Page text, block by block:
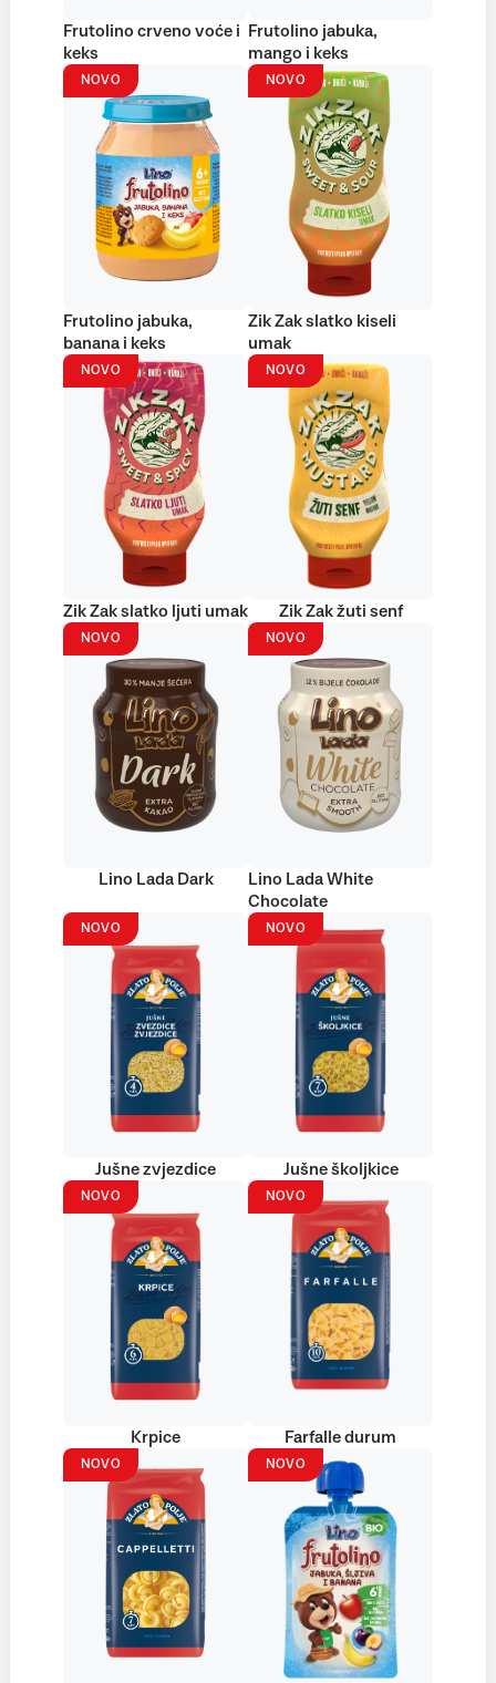
Frutolino crveno voće i
keks
Frutolino jabuka,
mango i keks
NOVO
Frutolino jabuka,
banana i keks
NOVO
Zik Zak slatko kiseli
umak
NOVO
Zik Zak slatko ljuti umak
NOVO
Zik Zak žuti senf
NOVO
Lino Lada Dark
NOVO
Lino Lada White
Chocolate
NOVO
Jušne zvjezdice
NOVO
Jušne školjkice
NOVO
Krpice
NOVO
Farfalle durum
NOVO NOVO